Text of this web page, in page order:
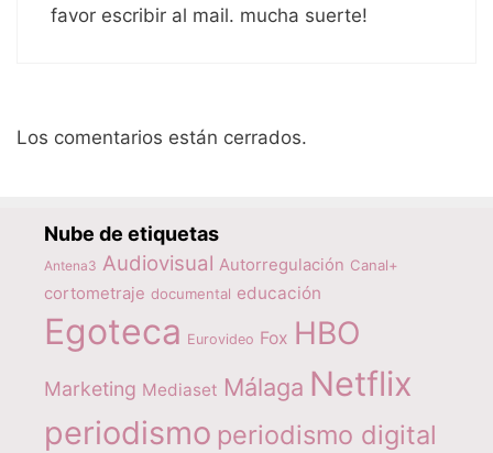
favor escribir al mail. mucha suerte!
Los comentarios están cerrados.
Nube de etiquetas
Antena3 Audiovisual Autorregulación Canal+
cortometraje documental educación
Egoteca Eurovideo Fox HBO
Marketing Mediaset Málaga Netflix
periodismo periodismo digital